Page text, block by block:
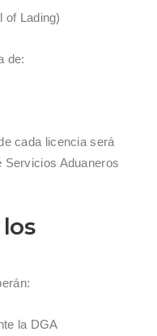
of Lading)
de:
cada licencia será
Servicios Aduaneros
la DGA